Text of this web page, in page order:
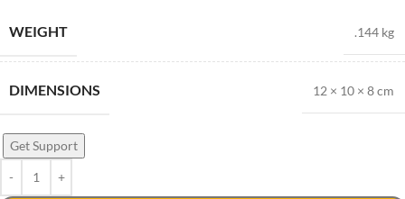
WEIGHT .144 kg
DIMENSIONS 12 × 10 × 8 cm
Get Support